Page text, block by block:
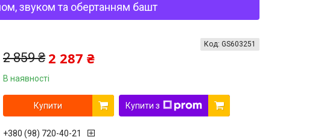
звуком та обертанням башт
2 859 ₴ 2 287 ₴
В наявності
Код: GS603251
Купити Купити з
+380 (98) 720-40-21